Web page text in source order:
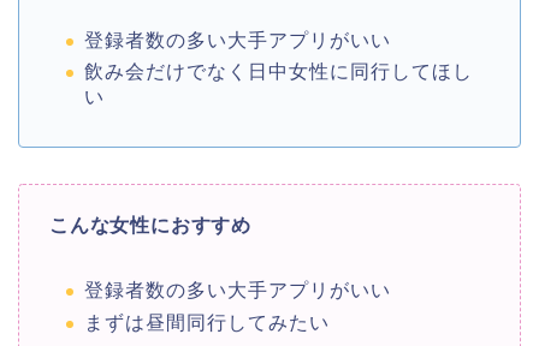
登録者数の多い大手アプリがいい
飲み会だけでなく日中女性に同行してほし
い
こんな女性におすすめ
登録者数の多い大手アプリがいい
まずは昼間同行してみたい